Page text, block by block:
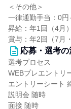
＜その他＞
一律通勤手当：0円
昇給：年1回（4月）
賞与：年2回（7月
応募・選考の
選考プロセス
WEBプレエントリ
エントリーシート
説明会 随時
面接 随時